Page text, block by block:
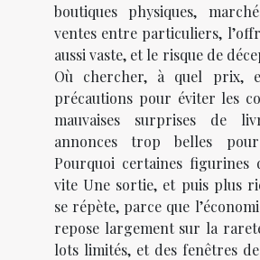
boutiques physiques,
ventes entre particuliers,
aussi vaste, et le risque de
Où chercher, à quel prix,
précautions pour éviter les
mauvaises surprises de
annonces trop belles
Pourquoi certaines figurines
vite Une sortie, et puis plus
se répète, parce que
repose largement sur la
lots limités, et des fenêtres